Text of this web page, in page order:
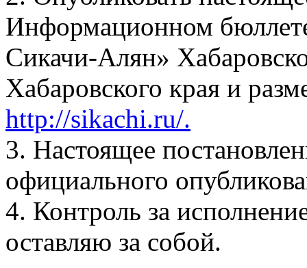
Информационном
Сикачи-Алян»
Хабаровского края и
http://sikachi.ru/.
3. Настоящее
официального
4. Контроль за
оставляю за собой.